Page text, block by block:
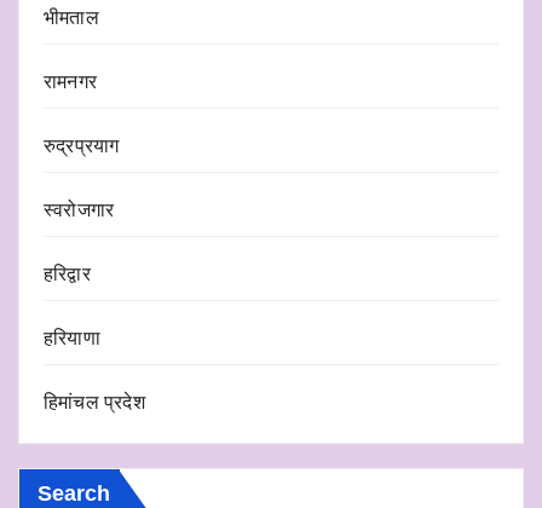
भीमताल
रामनगर
रुद्रप्रयाग
स्वरोजगार
हरिद्वार
हरियाणा
हिमांचल प्रदेश
Search